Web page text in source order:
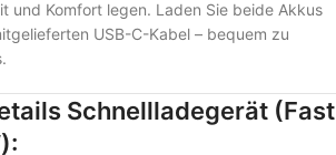
und Komfort legen. Laden Sie beide Akkus
USB-C-Kabel – bequem zu
Schnellladegerät (Fast